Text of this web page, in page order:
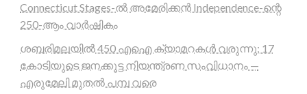
Connecticut Stages-ൽ അമേരിക്കൻ Independence-ന്റെ
250-ആം വാർഷികം
ശബരിമലയിൽ 450 എഐ ക്യാമറകൾ വരുന്നു; 17
കോടിയുടെ ജനക്കൂട്ട നിയന്ത്രണ സംവിധാനം —
എരുമേലി മുതൽ പമ്പ വരെ